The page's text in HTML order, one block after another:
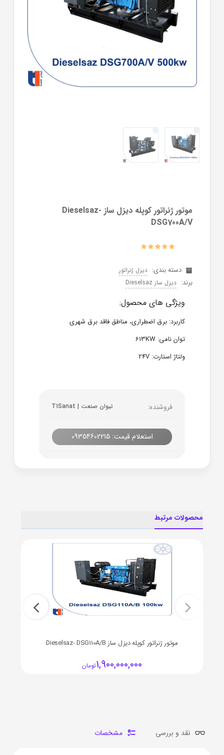
موتور ژنراتور کوپله دیزل ساز Dieselsaz-
DSG700A/V
دسته بندی: دیزل ژنراتور
برند: دیزل ساز Dieselsaz
ویژگی های محصول:
کاربرد: برق اضطراری، مناطق فاقد برق شهری
توان نامی: 613KW
ولتاژ استارت: 24V
فروشنده: تیوان صنعت | T1Sanat
استعلام قیمت: 09354602215
محصولات مرتبط
موتور ژنراتور کوپله دیزل ساز Dieselsaz- DSG110A/B
1,900,000,000تومان
نقد و بررسی مشخصات